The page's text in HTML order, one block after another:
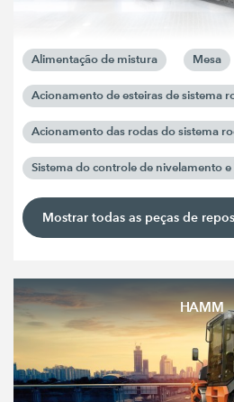
Alimentação de mistura Mesa
Acionamento de esteiras de sistema
Acionamento das rodas do sistema
Sistema do controle de nivelamento
Mostrar todas as peças de
HAMM